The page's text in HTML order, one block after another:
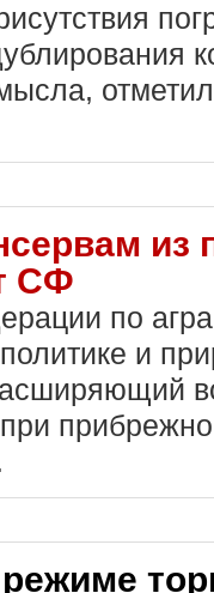
из
СФ
по
и
режиме